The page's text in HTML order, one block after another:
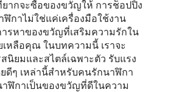
ากจะซื้อของขวัญให้ การช็อปปิ้ง
กาไม่ใช่แค่เครื่องมือใช้งาน
รหาของขวัญที่เสริมความรักใน
หลือคุณ ในบทความนี้ เราจะ
ยมและสไตล์เฉพาะตัว รับแรง
ดีๆ เหล่านี้สำหรับคนรักนาฬิกา
ฬิกาเป็นของขวัญที่ดีในความ